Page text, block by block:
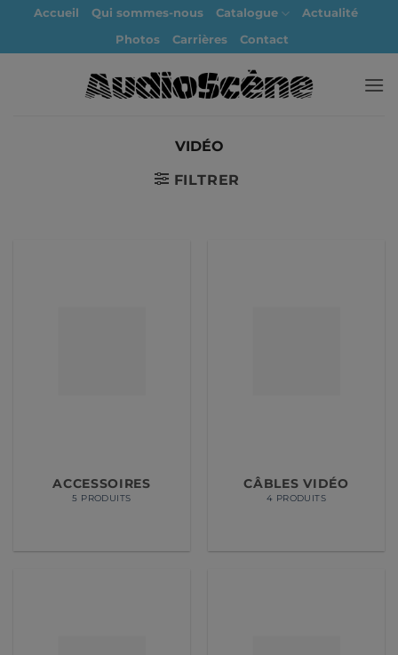
Passer
contenu
Accueil Qui sommes-nous Catalogue
Actualité
Photos
Carrières Contact
VIDÉO
FILTRER
ACCESSOIRES
5 PRODUITS
CÂBLES VIDÉO
4 PRODUITS